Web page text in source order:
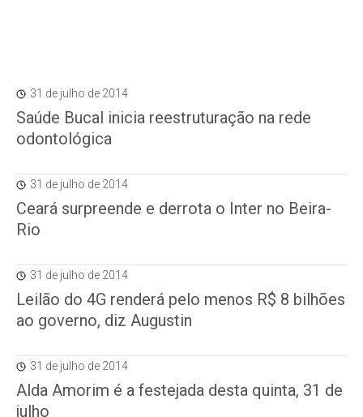
31 de julho de 2014
Saúde Bucal inicia reestruturação na rede
odontológica
31 de julho de 2014
Ceará surpreende e derrota o Inter no Beira-
Rio
31 de julho de 2014
Leilão do 4G renderá pelo menos R$ 8 bilhões
ao governo, diz Augustin
31 de julho de 2014
Alda Amorim é a festejada desta quinta, 31 de
julho